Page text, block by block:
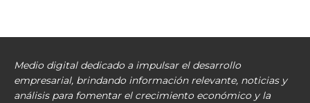
Medio digital dedicado a impulsar el desarrollo
empresarial, brindando información relevante, noticias y
análisis para fomentar el crecimiento económico y la